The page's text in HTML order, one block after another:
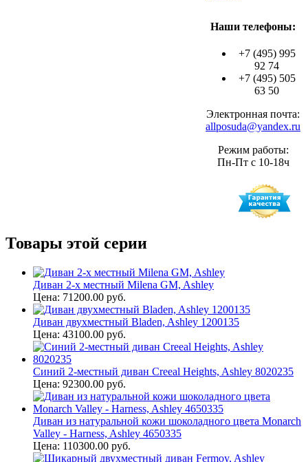
Наши телефоны:
+7 (495) 995
92 74
+7 (495) 505
63 50
Электронная почта:
allposuda@yandex.ru
Режим работы:
Пн-Пт с 10-18ч
Товары этой серии
Диван 2-х местный Milena GM, Ashley
Цена: 71200.00 руб.
Диван двухместный Bladen, Ashley 1200135
Цена: 43100.00 руб.
Синий 2-местный диван Creeal Heights, Ashley 8020235
Цена: 92300.00 руб.
Диван из натуральной кожи шоколадного цвета Monarch
Valley - Harness, Ashley 4650335
Цена: 110300.00 руб.